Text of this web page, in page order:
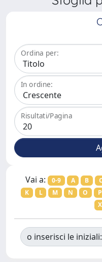
Ordina per:
In ordine:
Risultati/Pagina
Vai a: 0-9 A B C
K
L M N O P
X
o inserisci le iniziali: